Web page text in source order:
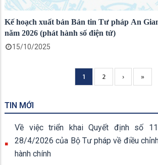
Kế hoạch xuất bản Bản tin Tư pháp An
năm 2026 (phát hành số điện tử)
15/10/2025
Current
page
1 Page
2
Next
page
›
Trang
cuối
»
TIN MỚI
Về việc triển khai Quyết định số
28/4/2026 của Bộ Tư pháp về điều
hành chính